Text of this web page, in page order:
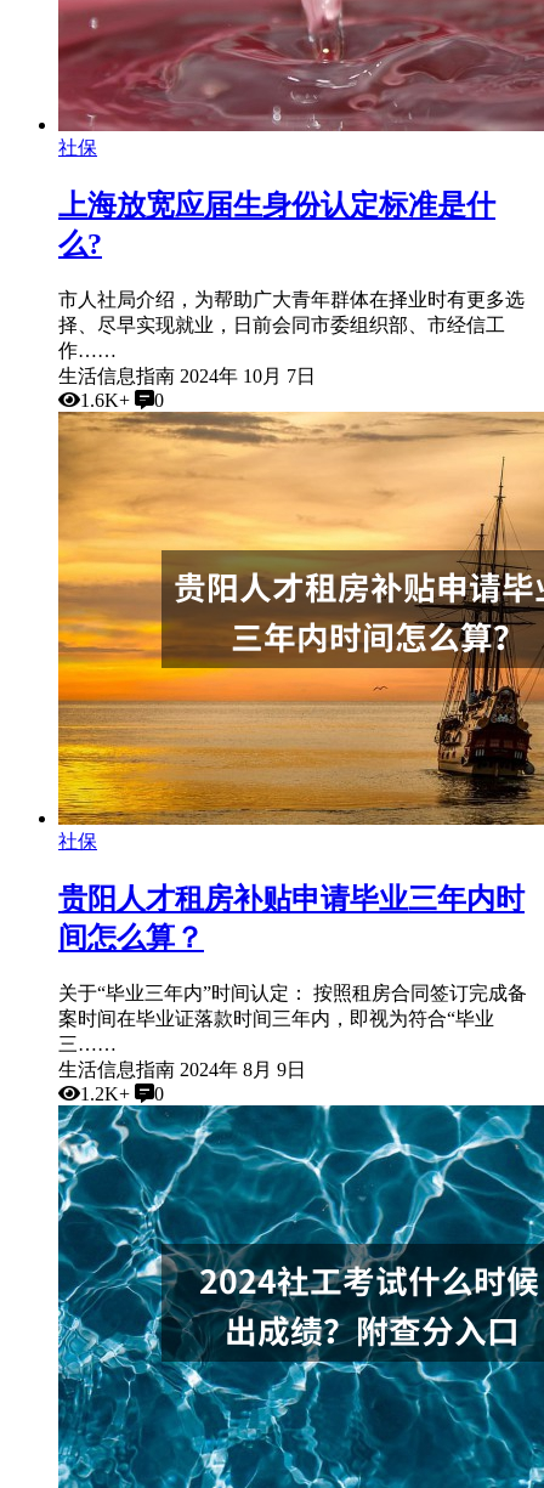
社保
上海放宽应届生身份认定标准是什
么?
市人社局介绍，为帮助广大青年群体在择业时有更多选
择、尽早实现就业，日前会同市委组织部、市经信工
作……
生活信息指南 2024年 10月 7日
1.6K+
0
社保
贵阳人才租房补贴申请毕业三年内时
间怎么算？
关于“毕业三年内”时间认定： 按照租房合同签订完成备
案时间在毕业证落款时间三年内，即视为符合“毕业
三……
生活信息指南 2024年 8月 9日
1.2K+
0